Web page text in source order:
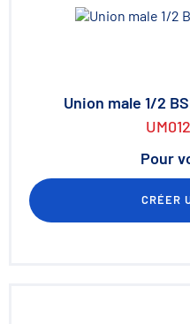
Union male 1/2
Pour
CRÉER